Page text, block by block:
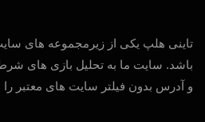
تاینی هلپ یکی از زیرمجموعه های
باشد. سایت ما به تحلیل بازی های
و آدرس بدون فیلتر سایت های معتبر را